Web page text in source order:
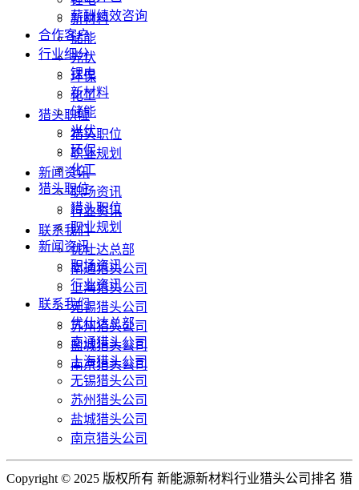
新材料
储能
光伏
环保
化工
猎头职位
猎头职位
职业规划
新闻资讯
职场资讯
行业资讯
联系我们
优仕达总部
南通猎头公司
上海猎头公司
无锡猎头公司
苏州猎头公司
盐城猎头公司
南京猎头公司
薪酬绩效咨询
合作客户
行业细分
锂电
新材料
储能
光伏
环保
化工
猎头职位
猎头职位
职业规划
新闻资讯
职场资讯
行业资讯
联系我们
优仕达总部
南通猎头公司
上海猎头公司
无锡猎头公司
苏州猎头公司
盐城猎头公司
南京猎头公司
Copyright © 2025 版权所有 新能源新材料行业猎头公司排名 猎